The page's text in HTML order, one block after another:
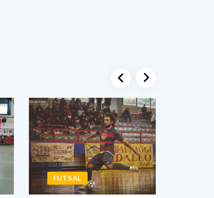
FUTSAL